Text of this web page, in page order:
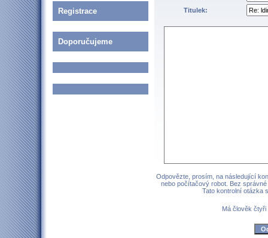
Registrace
Doporučujeme
Titulek:
Odpovězte, prosím, na následující
nebo počítačový robot. Bez
Tato kontrolní otázka
Má člověk